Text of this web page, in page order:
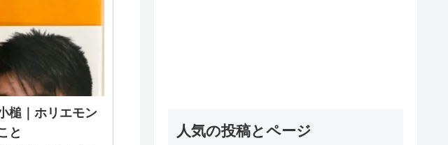
槌｜ホリエモン
と
人気の投稿とページ